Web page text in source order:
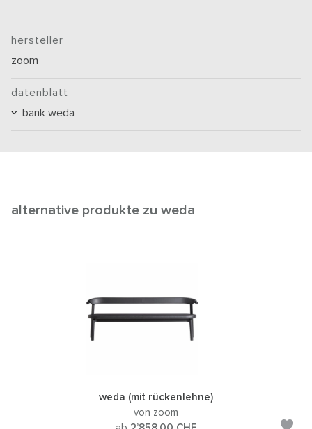
hersteller
zoom
datenblatt
bank weda
alternative produkte zu weda
weda (mit rückenlehne)
von zoom